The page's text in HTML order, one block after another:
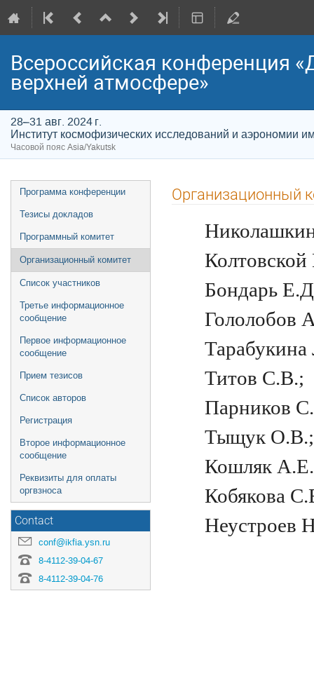
Всероссийская конференция
верхней атмосфере»
28–31 авг. 2024 г.
Институт космофизических исследований и
Часовой пояс Asia/Yakutsk
Меню
мероприятия
Программа конференции
Тезисы докладов
Программный комитет
Организационный комитет
Список участников
Третье информационное
сообщение
Первое информационное
сообщение
Прием тезисов
Список авторов
Регистрация
Второе информационное
сообщение
Реквизиты для оплаты
оргвзноса
Contact
conf@ikfia.ysn.ru
8-4112-39-04-67
8-4112-39-04-76
Организационный
Бондарь
Гололобов
Титов С.В.;
Парников
Тыщук О.В.;
Кошляк
Кобякова
Неустроев